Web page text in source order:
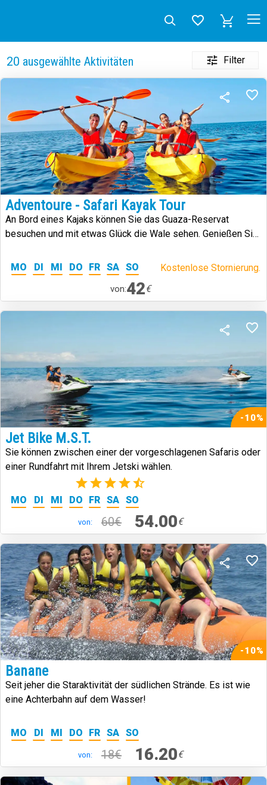
20 ausgewählte Aktivitäten Filter
Adventoure - Safari Kayak Tour
An Bord eines Kajaks können Sie das Guaza-Reservat
besuchen und mit etwas Glück die Wale sehen. Genießen Sie
MO
DI MI DO FR SA SO Kostenlose Stornierung.
von:42€
-10%
Jet Bike M.S.T.
Sie können zwischen einer der vorgeschlagenen Safaris oder
einer Rundfahrt mit Ihrem Jetski wählen.
(2)
MO DI MI DO FR SA SO
von: 60€ 54.00€
-10%
Banane
Seit jeher die Staraktivität der südlichen Strände. Es ist wie
eine Achterbahn auf dem Wasser!
MO DI MI DO FR SA SO
von: 18€ 16.20€